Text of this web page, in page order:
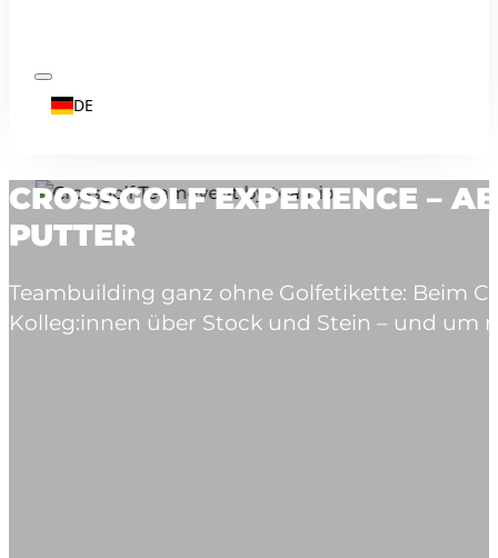
DE
CROSSGOLF EXPERIENCE –
PUTTER
Teambuilding ganz ohne Golfetikette: Beim
Kolleg:innen über Stock und Stein – und um